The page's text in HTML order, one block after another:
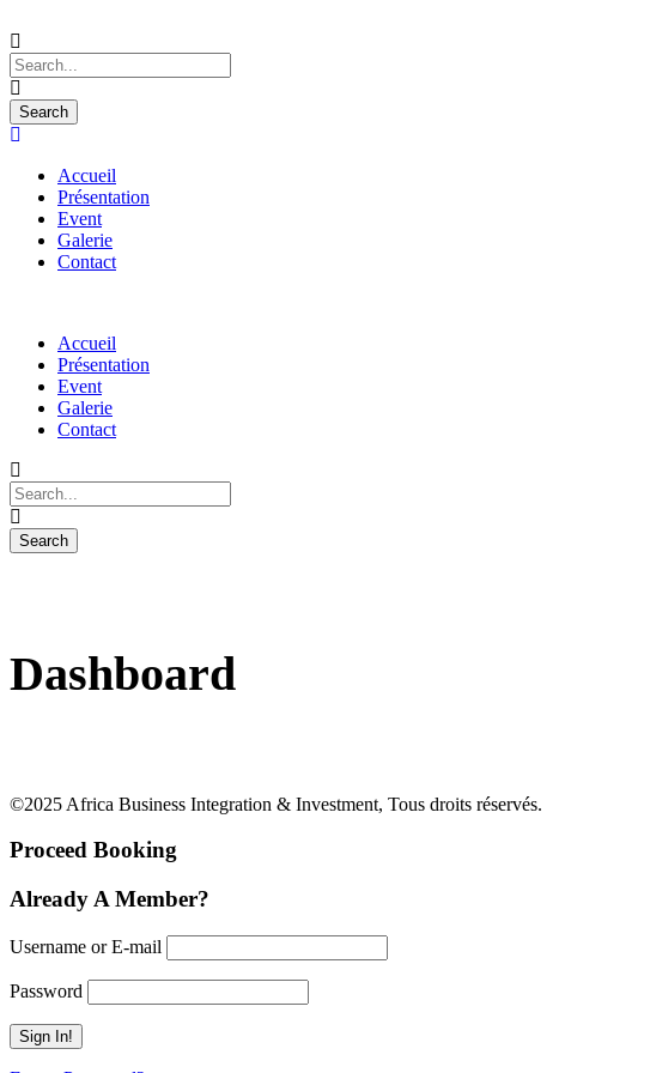
Accueil
Présentation
Event
Galerie
Contact
Accueil
Présentation
Event
Galerie
Contact
Dashboard
©2025 Africa Business Integration & Investment, Tous droits réservés.
Proceed Booking
Already A Member?
Username or E-mail
Password